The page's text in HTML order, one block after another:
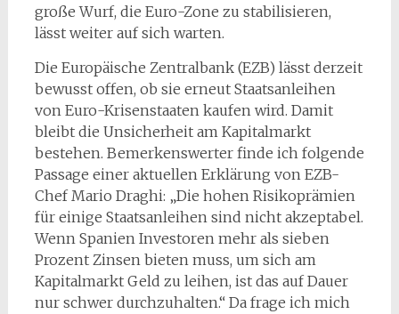
große Wurf, die Euro-Zone zu stabilisieren,
lässt weiter auf sich warten.
Die Europäische Zentralbank (EZB) lässt derzeit
bewusst offen, ob sie erneut Staatsanleihen
von Euro-Krisenstaaten kaufen wird. Damit
bleibt die Unsicherheit am Kapitalmarkt
bestehen. Bemerkenswerter finde ich folgende
Passage einer aktuellen Erklärung von EZB-
Chef Mario Draghi: „Die hohen Risikoprämien
für einige Staatsanleihen sind nicht akzeptabel.
Wenn Spanien Investoren mehr als sieben
Prozent Zinsen bieten muss, um sich am
Kapitalmarkt Geld zu leihen, ist das auf Dauer
nur schwer durchzuhalten.“ Da frage ich mich